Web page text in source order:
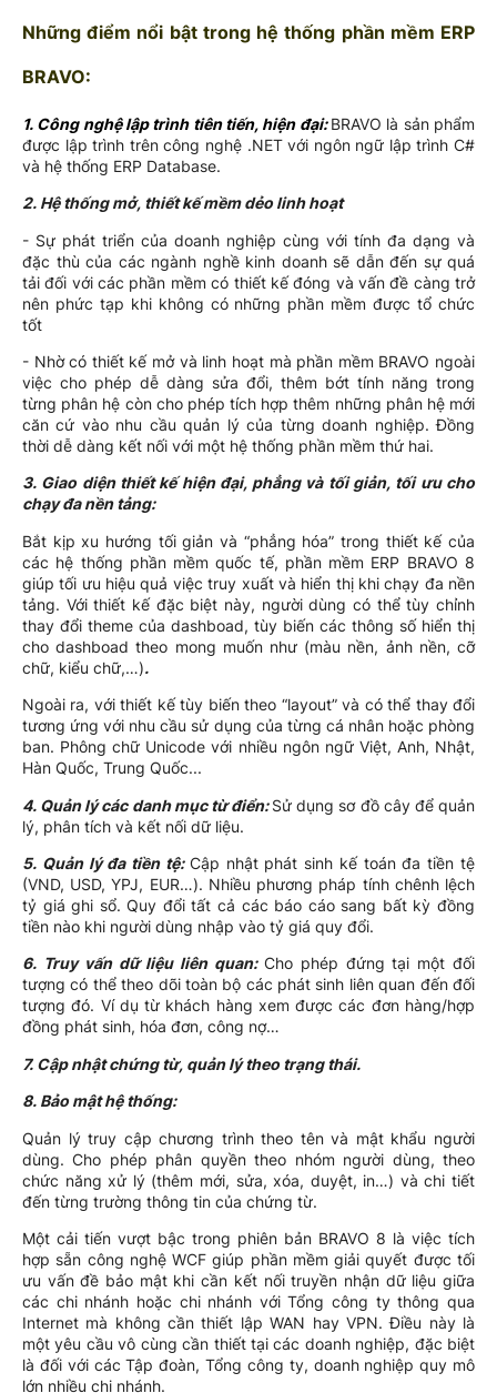
Những điểm nổi bật trong hệ thống phần mềm ERP
BRAVO:
1. Công nghệ lập trình tiên tiến, hiện đại:BRAVO là sản phẩm
được lập trình trên công nghệ .NET với ngôn ngữ lập trình C#
và hệ thống ERP Database.
2. Hệ thống mở, thiết kế mềm dẻo linh hoạt
- Sự phát triển của doanh nghiệp cùng với tính đa dạng và
đặc thù của các ngành nghề kinh doanh sẽ dẫn đến sự quá
tải đối với các phần mềm có thiết kế đóng và vấn đề càng trở
nên phức tạp khi không có những phần mềm được tổ chức
tốt
- Nhờ có thiết kế mở và linh hoạt mà phần mềm BRAVO ngoài
việc cho phép dễ dàng sửa đổi, thêm bớt tính năng trong
từng phân hệ còn cho phép tích hợp thêm những phân hệ mới
căn cứ vào nhu cầu quản lý của từng doanh nghiệp. Đồng
thời dễ dàng kết nối với một hệ thống phần mềm thứ hai.
3. Giao diện thiết kế hiện đại, phẳng và tối giản, tối ưu cho
chạy đa nền tảng:
Bắt kịp xu hướng tối giản và “phẳng hóa” trong thiết kế của
các hệ thống phần mềm quốc tế, phần mềm ERP BRAVO 8
giúp tối ưu hiệu quả việc truy xuất và hiển thị khi chạy đa nền
tảng. Với thiết kế đặc biệt này, người dùng có thể tùy chỉnh
thay đổi theme của dashboad, tùy biến các thông số hiển thị
cho dashboad theo mong muốn như (màu nền, ảnh nền, cỡ
chữ, kiểu chữ,…).
Ngoài ra, với thiết kế tùy biến theo “layout” và có thể thay đổi
tương ứng với nhu cầu sử dụng của từng cá nhân hoặc phòng
ban. Phông chữ Unicode với nhiều ngôn ngữ Việt, Anh, Nhật,
Hàn Quốc, Trung Quốc...
4. Quản lý các danh mục từ điển:Sử dụng sơ đồ cây để quản
lý, phân tích và kết nối dữ liệu.
5. Quản lý đa tiền tệ: Cập nhật phát sinh kế toán đa tiền tệ
(VND, USD, YPJ, EUR…). Nhiều phương pháp tính chênh lệch
tỷ giá ghi sổ. Quy đổi tất cả các báo cáo sang bất kỳ đồng
tiền nào khi người dùng nhập vào tỷ giá quy đổi.
6. Truy vấn dữ liệu liên quan: Cho phép đứng tại một đối
tượng có thể theo dõi toàn bộ các phát sinh liên quan đến đối
tượng đó. Ví dụ từ khách hàng xem được các đơn hàng/hợp
đồng phát sinh, hóa đơn, công nợ…
7. Cập nhật chứng từ, quản lý theo trạng thái.
8. Bảo mật hệ thống:
Quản lý truy cập chương trình theo tên và mật khẩu người
dùng. Cho phép phân quyền theo nhóm người dùng, theo
chức năng xử lý (thêm mới, sửa, xóa, duyệt, in…) và chi tiết
đến từng trường thông tin của chứng từ.
Một cải tiến vượt bậc trong phiên bản BRAVO 8 là việc tích
hợp sẵn công nghệ WCF giúp phần mềm giải quyết được tối
ưu vấn đề bảo mật khi cần kết nối truyền nhận dữ liệu giữa
các chi nhánh hoặc chi nhánh với Tổng công ty thông qua
Internet mà không cần thiết lập WAN hay VPN. Điều này là
một yêu cầu vô cùng cần thiết tại các doanh nghiệp, đặc biệt
là đối với các Tập đoàn, Tổng công ty, doanh nghiệp quy mô
lớn nhiều chi nhánh.